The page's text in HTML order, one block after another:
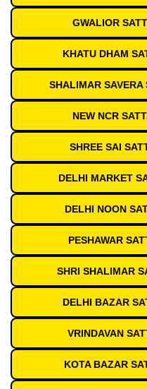
GWALIOR
KHATU DHAM
SHALIMAR SAVERA
NEW NCR
SHREE SAI
DELHI MARKET
DELHI NOON
PESHAWAR
SHRI SHALIMAR
DELHI BAZAR
VRINDAVAN
KOTA BAZAR